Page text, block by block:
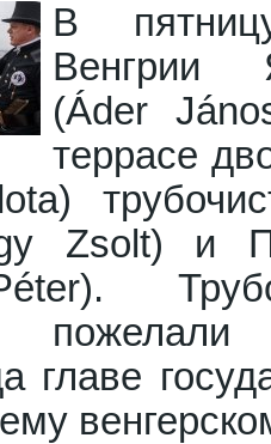
В
(Áder
террасе
Zsolt) и
пожелали
главе